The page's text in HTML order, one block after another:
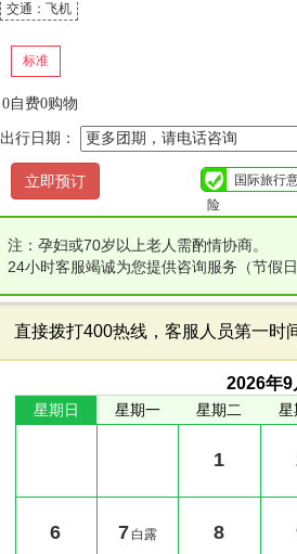
交通：飞机
标准
0自费0购物
出行日期：
国际旅行
险
注：孕妇或70岁以上老人需酌情协商。
24小时客服竭诚为您提供咨询服务（节假
直接拨打400热线，客服人员第一时
2026年9
星期日 星期一 星期二 星
1
6 7 白露 8